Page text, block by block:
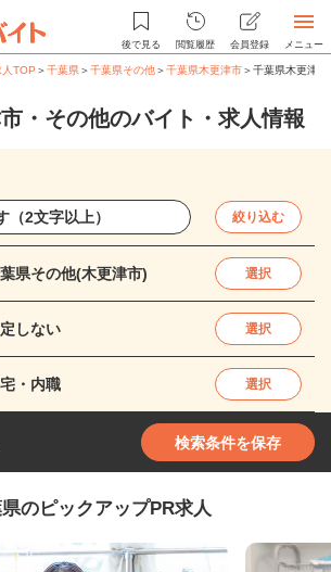
後で見る 閲覧履歴 会員登録 メニュー
TOP ＞千葉県＞千葉県その他＞千葉県木更津市＞千葉県木更津
・その他のバイト・求人情報
絞り込む
県その他(木更津市) 選択
しない 選択
・内職 選択
検索条件を保存
のピックアップPR求人